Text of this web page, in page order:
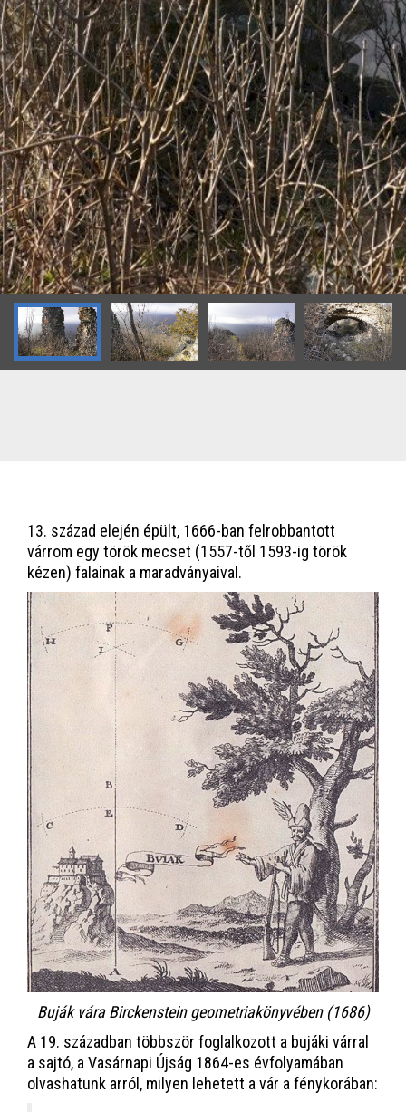
13. század elején épült, 1666-ban felrobbantott
várrom egy török mecset (1557-től 1593-ig török
kézen) falainak a maradványaival.
Buják vára Birckenstein geometriakönyvében (1686)
A 19. században többször foglalkozott a bujáki várral
a sajtó, a Vasárnapi Újság 1864-es évfolyamában
olvashatunk arról, milyen lehetett a vár a fénykorában: